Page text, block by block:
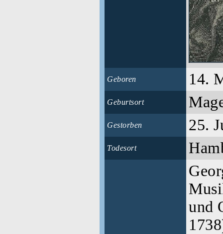
Geboren 14.
Geburtsort
Gestorben 25.
Todesort
und